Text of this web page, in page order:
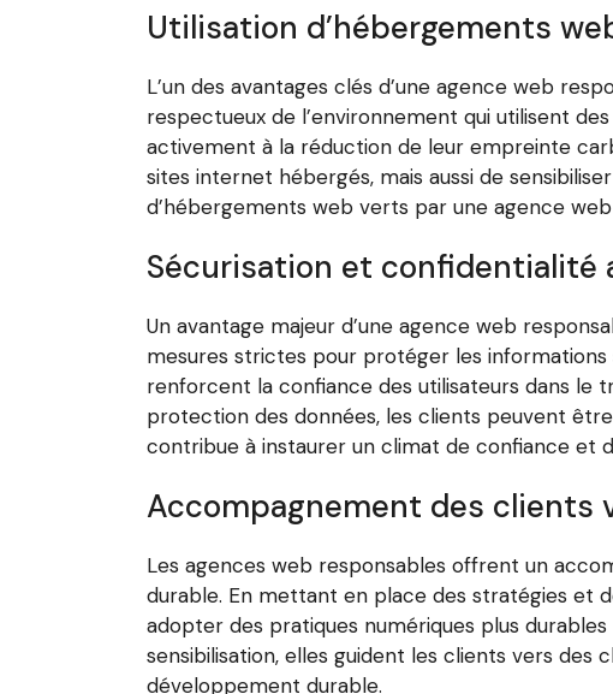
Utilisation d’hébergements
L’un des avantages clés d’une agence web
respectueux de l’environnement qui utilisent
activement à la réduction de leur empreinte
sites internet hébergés, mais aussi de
d’hébergements web verts par une agence
Sécurisation et confidentialité
Un avantage majeur d’une agence web
mesures strictes pour protéger les
renforcent la confiance des utilisateurs dans le
protection des données, les clients peuvent
contribue à instaurer un climat de confiance et
Accompagnement des clients
Les agences web responsables offrent un
durable. En mettant en place des stratégies et
adopter des pratiques numériques plus
sensibilisation, elles guident les clients vers
développement durable.